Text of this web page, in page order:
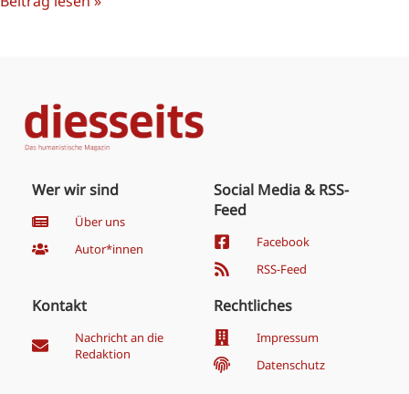
Wer wir sind
Über uns
Autor*innen
Social Media & RSS-
Feed
Facebook
RSS-Feed
Kontakt
Nachricht an die
Redaktion
Rechtliches
Impressum
Datenschutz